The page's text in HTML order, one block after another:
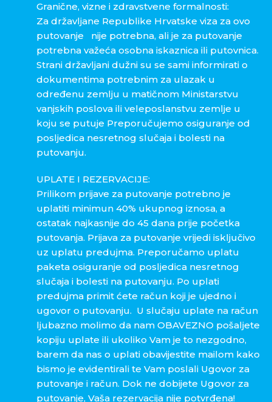
Granične, vizne i zdravstvene formalnosti:
Za državljane Republike Hrvatske viza za ovo
putovanje nije potrebna, ali je za putovanje
potrebna važeća osobna iskaznica ili putovnica.
Strani državljani dužni su se sami informirati o
dokumentima potrebnim za ulazak u
određenu zemlju u matičnom Ministarstvu
vanjskih poslova ili veleposlanstvu zemlje u
koju se putuje Preporučujemo osiguranje od
posljedica nesretnog slučaja i bolesti na
putovanju.
UPLATE I REZERVACIJE:
Prilikom prijave za putovanje potrebno je
uplatiti minimun 40% ukupnog iznosa, a
ostatak najkasnije do 45 dana prije početka
putovanja. Prijava za putovanje vrijedi isključivo
uz uplatu predujma. Preporučamo uplatu
paketa osiguranje od posljedica nesretnog
slučaja i bolesti na putovanju. Po uplati
predujma primit ćete račun koji je ujedno i
ugovor o putovanju. U slučaju uplate na račun
ljubazno molimo da nam OBAVEZNO pošaljete
kopiju uplate ili ukoliko Vam je to nezgodno,
barem da nas o uplati obavijestite mailom kako
bismo je evidentirali te Vam poslali Ugovor za
putovanje i račun. Dok ne dobijete Ugovor za
putovanje, Vaša rezervacija nije potvrđena!